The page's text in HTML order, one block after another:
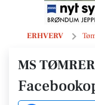
ERHVERV
Opslag
MS